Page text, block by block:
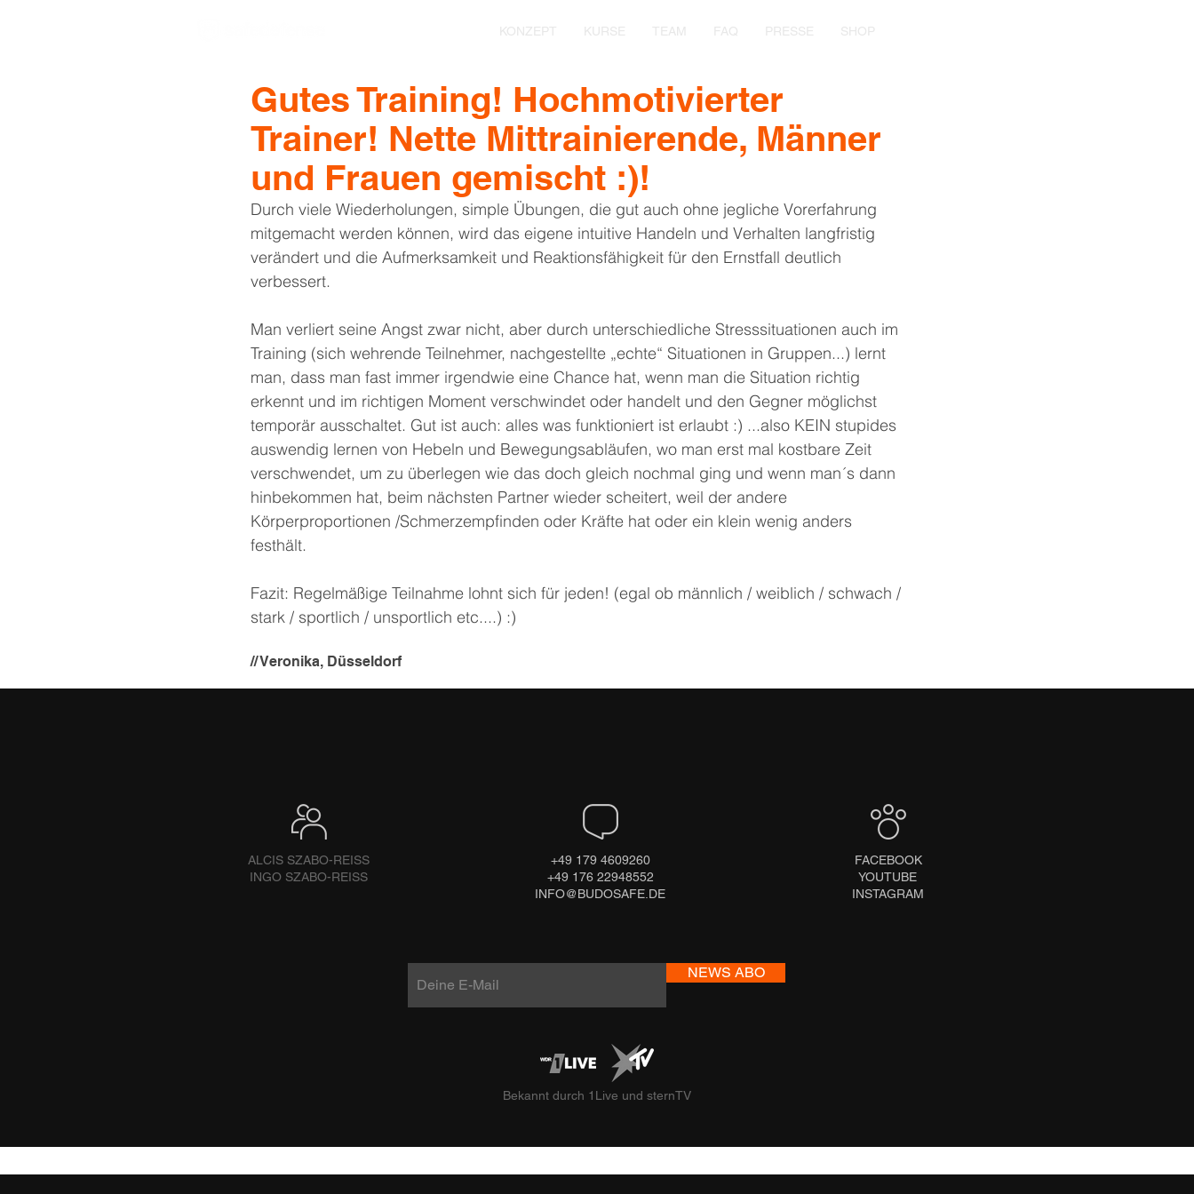
Gutes Training! Hochmotivierter
Trainer! Nette Mittrainierende, Männer
und Frauen gemischt :)!
Durch viele Wiederholungen, simple Übungen, die gut auch ohne jegliche Vorerfahrung
mitgemacht werden können, wird das eigene intuitive Handeln und Verhalten langfristig
verändert und die Aufmerksamkeit und Reaktionsfähigkeit für den Ernstfall deutlich
verbessert.
Man verliert seine Angst zwar nicht, aber durch unterschiedliche Stresssituationen auch im
Training (sich wehrende Teilnehmer, nachgestellte „echte“ Situationen in Gruppen...) lernt
man, dass man fast immer irgendwie eine Chance hat, wenn man die Situation richtig
erkennt und im richtigen Moment verschwindet oder handelt und den Gegner möglichst
temporär ausschaltet. Gut ist auch: alles was funktioniert ist erlaubt :) ...also KEIN stupides
auswendig lernen von Hebeln und Bewegungsabläufen, wo man erst mal kostbare Zeit
verschwendet, um zu überlegen wie das doch gleich nochmal ging und wenn man´s dann
hinbekommen hat, beim nächsten Partner wieder scheitert, weil der andere
Körperproportionen /Schmerzempfinden oder Kräfte hat oder ein klein wenig anders
festhält.
Fazit: Regelmäßige Teilnahme lohnt sich für jeden! (egal ob männlich / weiblich / schwach /
stark / sportlich / unsportlich etc....) :)
// Veronika, Düsseldorf
Bekannt durch 1Live und sternTV
NEWS ABO
ALCIS SZABO-REISS
INGO SZABO-REISS
+49 179 4609260
+49 176 22948552
INFO@BUDOSAFE.DE
FACEBOOK
YOUTUBE
INSTAGRAM